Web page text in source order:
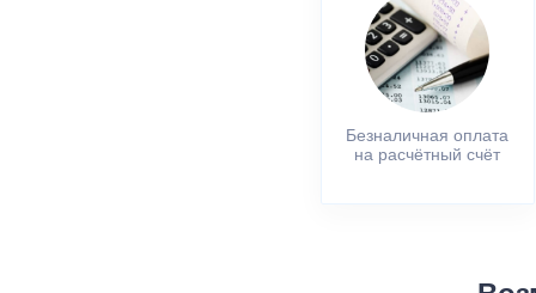
Безналичная оплата
на расчётный счёт